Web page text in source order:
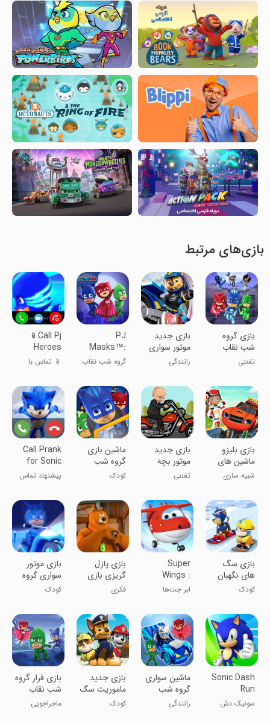
بازی‌های مرتبط
بازی گروه
شب نقاب
بازی جدید
تفننی
بازی جدید
موتور سواری
سگ های
نگهبان
رانندگی
PJ
Masks™:
Moonlight
Heroes
گروه شب نقاب:
📱Call Pj
Heroes
Wasks -
Talk!
📱 تماس با
- خنده‌دار -
گفتگوی
GEKKO!
بازی بلیزو
ماشین های
غول پیکر
شبیه سازی
‏‏‏‏بازی جدید
موتور بچه
رئیس
تفننی
ماشین بازی
گروه شب
نقاب بازی
جدید
کودک
Call Prank
for Sonic
پیشنهاد تماس
‏بازی سگ
های نگهبان
در پیست
اسکی
کودک
Super
Wings :
Jett Run
ابر جت‌ها
بازی پازل
گریزی بازی
کودکانه
فکری
بازی موتور
سواری گروه
شب نقاب
کودک
Sonic Dash
Run
سونیک دش
ماشین سواری
گروه شب
نقاب
رانندگی
‏بازی جدید
ماموریت سگ
های نگهبان
کودک
بازی فرار گروه
شب نقاب
ماجراجویی